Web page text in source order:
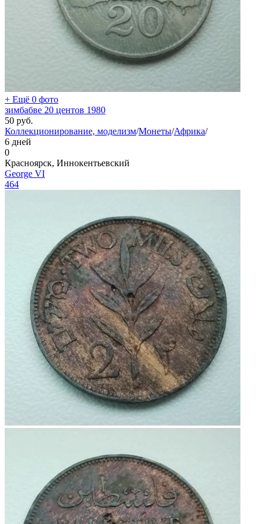
+ Ещё 0 фото
зимбабве 20 центов 1980
50 руб.
Коллекционирование, моделизм/Монеты/Африка/
6 дней
0
Красноярск, Иннокентьевский
George VI
464